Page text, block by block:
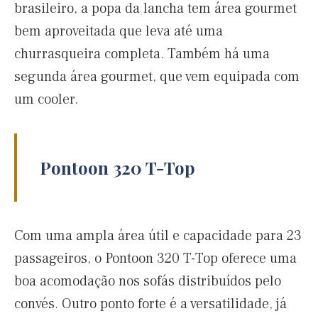
brasileiro, a popa da lancha tem área gourmet
bem aproveitada que leva até uma
churrasqueira completa. Também há uma
segunda área gourmet, que vem equipada com
um cooler.
Pontoon 320 T-Top
Com uma ampla área útil e capacidade para 23
passageiros, o Pontoon 320 T-Top oferece uma
boa acomodação nos sofás distribuídos pelo
convés. Outro ponto forte é a versatilidade, já